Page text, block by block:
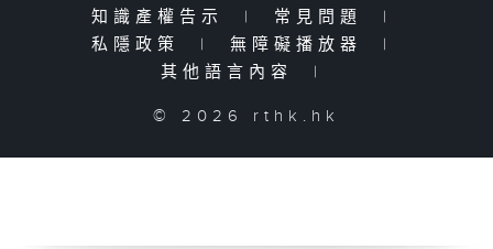
知識產權告示
| 常見問題
|
私隱政策
| 無障礙播放器
|
其他語言內容
|
© 2026 rthk.hk